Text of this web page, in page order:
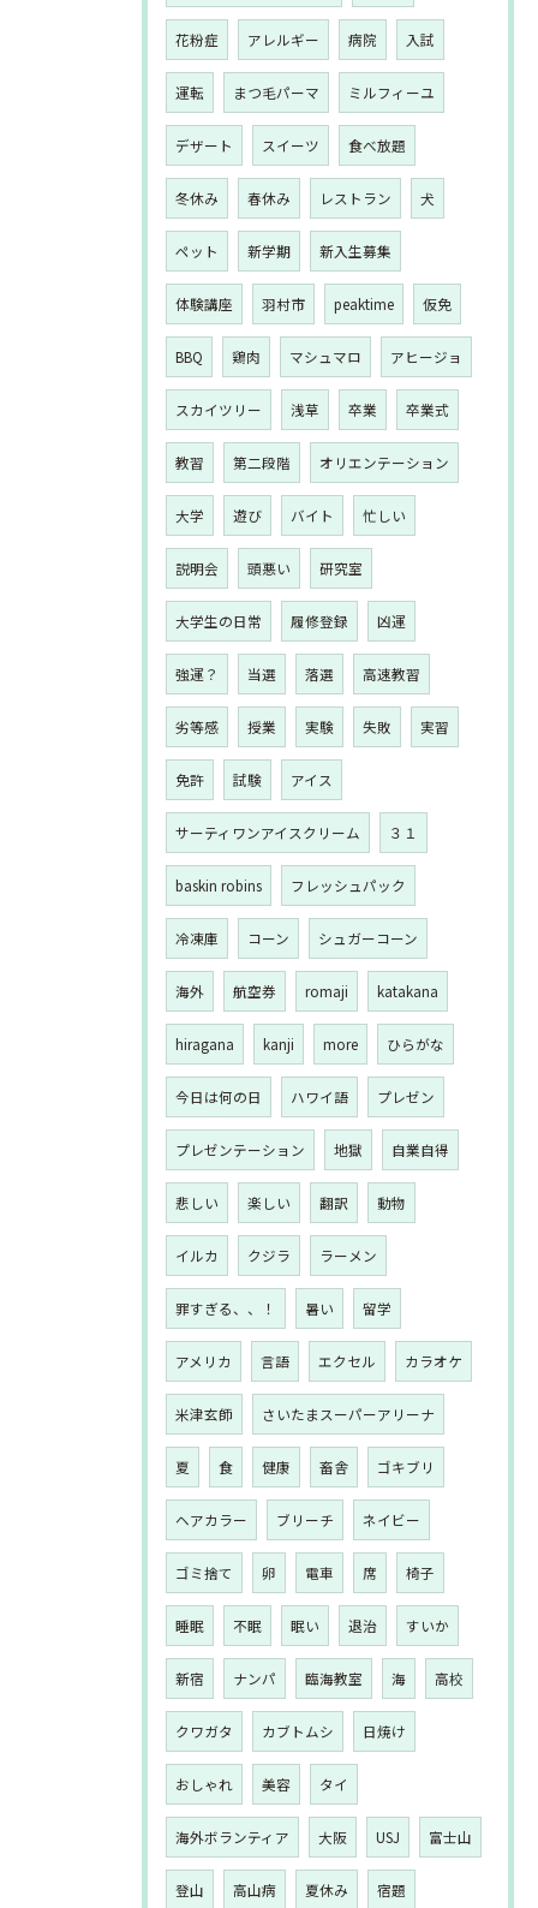
花粉症 アレルギー 病院 入試
運転 まつ毛パーマ ミルフィーユ
デザート スイーツ 食べ放題
冬休み 春休み レストラン 犬
ペット 新学期 新入生募集
体験講座 羽村市 peaktime 仮免
BBQ 鶏肉 マシュマロ アヒージョ
スカイツリー 浅草 卒業 卒業式
教習 第二段階 オリエンテーション
大学 遊び バイト 忙しい
説明会 頭悪い 研究室
大学生の日常 履修登録 凶運
強運？ 当選 落選 高速教習
劣等感 授業 実験 失敗 実習
免許 試験 アイス
サーティワンアイスクリーム ３１
baskin robins フレッシュパック
冷凍庫 コーン シュガーコーン
海外 航空券 romaji katakana
hiragana kanji more ひらがな
今日は何の日 ハワイ語 プレゼン
プレゼンテーション 地獄 自業自得
悲しい 楽しい 翻訳 動物
イルカ クジラ ラーメン
罪すぎる、、！ 暑い 留学
アメリカ 言語 エクセル カラオケ
米津玄師 さいたまスーパーアリーナ
夏 食 健康 畜舎 ゴキブリ
ヘアカラー ブリーチ ネイビー
ゴミ捨て 卵 電車 席 椅子
睡眠 不眠 眠い 退治 すいか
新宿 ナンパ 臨海教室 海 高校
クワガタ カブトムシ 日焼け
おしゃれ 美容 タイ
海外ボランティア 大阪 USJ 富士山
登山 高山病 夏休み 宿題